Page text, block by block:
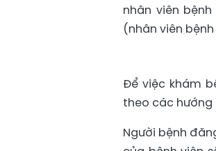
nhân viên
(nhân viên
Để việc khám
theo các hướng
Người bệnh